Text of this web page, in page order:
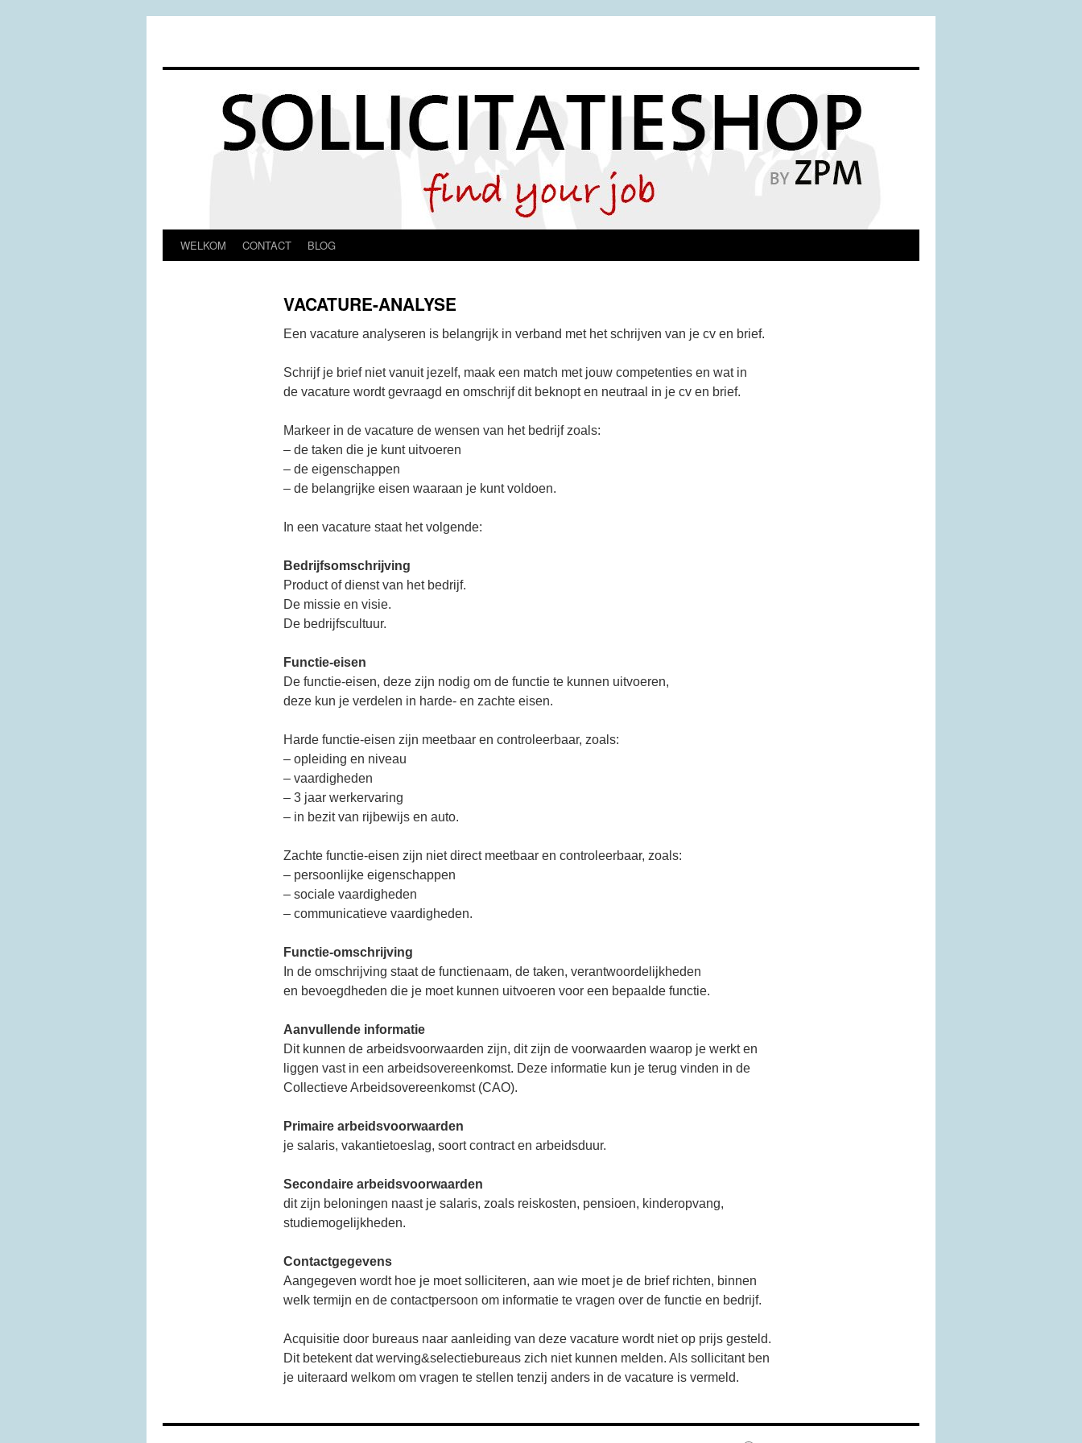
Spring
WELKOM CONTACT BLOG
VACATURE-ANALYSE
Een vacature analyseren is belangrijk in verband met het schrijven van je cv en brief.
Schrijf je brief niet vanuit jezelf, maak een match met jouw competenties en wat in
de vacature wordt gevraagd en omschrijf dit beknopt en neutraal in je cv en brief.
Markeer in de vacature de wensen van het bedrijf zoals:
– de taken die je kunt uitvoeren
– de eigenschappen
– de belangrijke eisen waaraan je kunt voldoen.
In een vacature staat het volgende:
Bedrijfsomschrijving
Product of dienst van het bedrijf.
De missie en visie.
De bedrijfscultuur.
Functie-eisen
De functie-eisen, deze zijn nodig om de functie te kunnen uitvoeren,
deze kun je verdelen in harde- en zachte eisen.
Harde functie-eisen zijn meetbaar en controleerbaar, zoals:
– opleiding en niveau
– vaardigheden
– 3 jaar werkervaring
– in bezit van rijbewijs en auto.
Zachte functie-eisen zijn niet direct meetbaar en controleerbaar, zoals:
– persoonlijke eigenschappen
– sociale vaardigheden
– communicatieve vaardigheden.
Functie-omschrijving
In de omschrijving staat de functienaam, de taken, verantwoordelijkheden
en bevoegdheden die je moet kunnen uitvoeren voor een bepaalde functie.
Aanvullende informatie
Dit kunnen de arbeidsvoorwaarden zijn, dit zijn de voorwaarden waarop je werkt en
liggen vast in een arbeidsovereenkomst. Deze informatie kun je terug vinden in de
Collectieve Arbeidsovereenkomst (CAO).
Primaire arbeidsvoorwaarden
je salaris, vakantietoeslag, soort contract en arbeidsduur.
Secondaire arbeidsvoorwaarden
dit zijn beloningen naast je salaris, zoals reiskosten, pensioen, kinderopvang,
studiemogelijkheden.
Contactgegevens
Aangegeven wordt hoe je moet solliciteren, aan wie moet je de brief richten, binnen
welk termijn en de contactpersoon om informatie te vragen over de functie en bedrijf.
Acquisitie door bureaus naar aanleiding van deze vacature wordt niet op prijs gesteld.
Dit betekent dat werving&selectiebureaus zich niet kunnen melden. Als sollicitant ben
je uiteraard welkom om vragen te stellen tenzij anders in de vacature is vermeld.